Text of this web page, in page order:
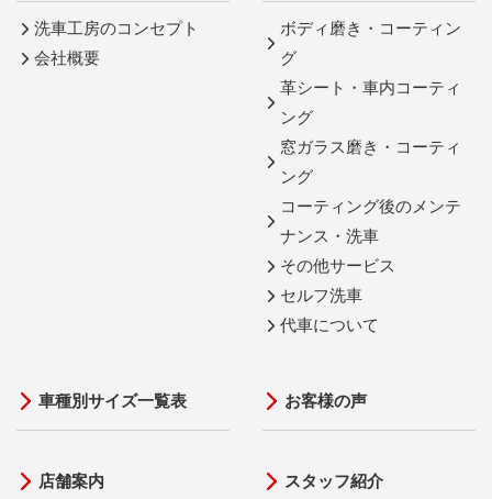
洗車工房のコンセプト
会社概要
ボディ磨き・コーティン
グ
革シート・車内コーティ
ング
窓ガラス磨き・コーティ
ング
コーティング後のメンテ
ナンス・洗車
その他サービス
セルフ洗車
代車について
車種別サイズ一覧表
店舗案内
お客様の声
スタッフ紹介